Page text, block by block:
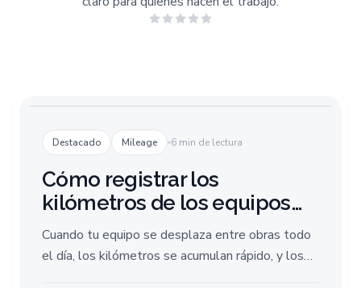
Destacado Mileage 6 min de lectura
Cómo registrar los
kilómetros de los equipos
de campo, sin papeleo
Cuando tu equipo se desplaza entre obras todo
el día, los kilómetros se acumulan rápido, y los